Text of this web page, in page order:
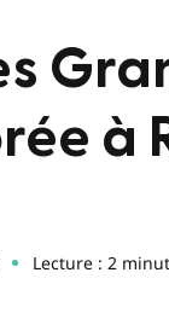
à
Lecture : 2